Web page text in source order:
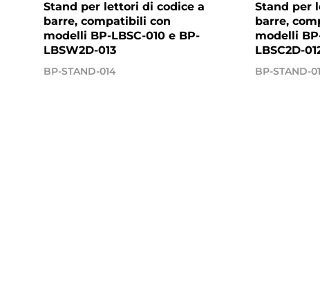
Stand per lettori di codice a
barre, compatibili con
modelli BP-LBSC-010 e BP-
LBSW2D-013
BP-STAND-014
Stand per
barre,
modelli
LBSC2D-
BP-STAND-